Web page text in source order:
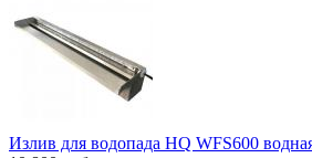
Излив для водопада HQ WFS600